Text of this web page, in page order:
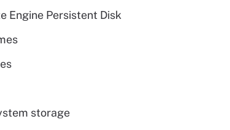
Engine Persistent Disk
storage